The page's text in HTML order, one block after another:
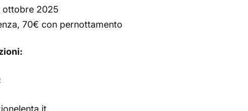
2025
70€ con pernottamento